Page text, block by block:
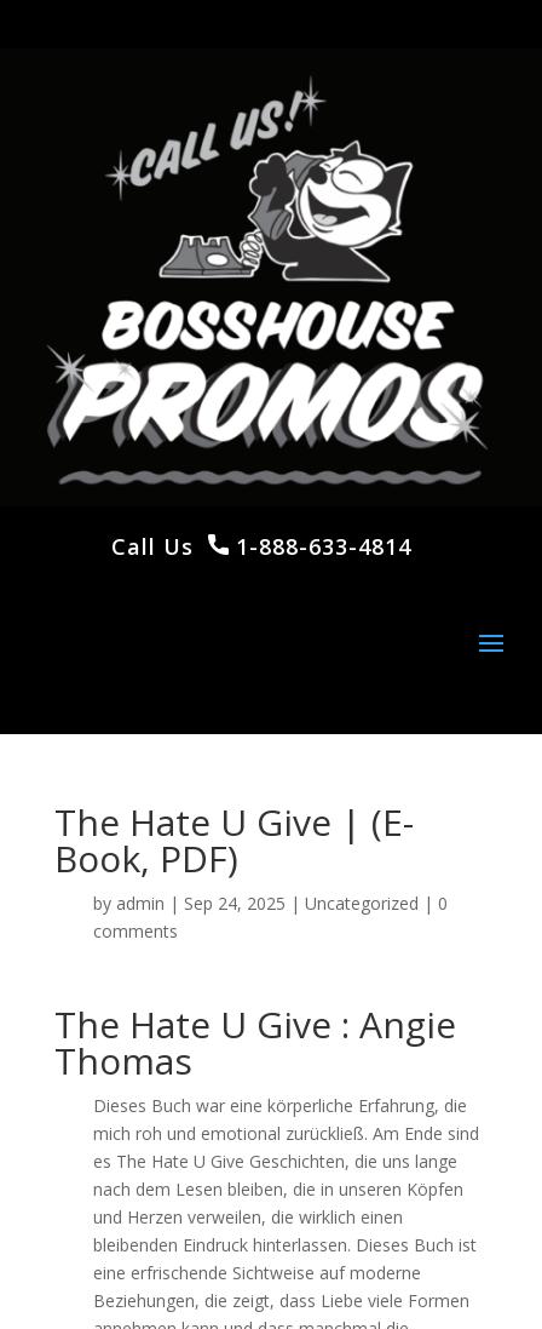
Call Us 1-888-633-4814
The Hate U Give | (E-
Book, PDF)
by admin | Sep 24, 2025 | Uncategorized | 0
comments
The Hate U Give : Angie
Thomas
Dieses Buch war eine körperliche Erfahrung, die
mich roh und emotional zurückließ. Am Ende sind
es The Hate U Give Geschichten, die uns lange
nach dem Lesen bleiben, die in unseren Köpfen
und Herzen verweilen, die wirklich einen
bleibenden Eindruck hinterlassen. Dieses Buch ist
eine erfrischende Sichtweise auf moderne
Beziehungen, die zeigt, dass Liebe viele Formen